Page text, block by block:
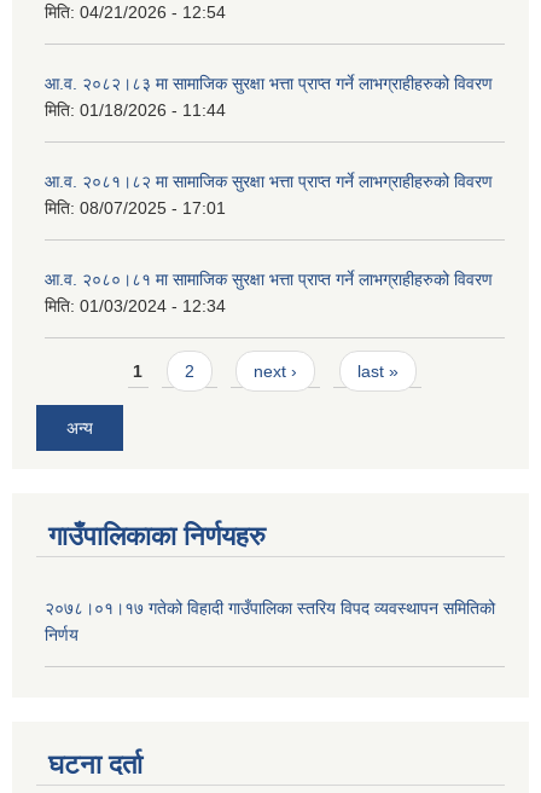
मिति: 04/21/2026 - 12:54
आ.व. २०८२।८३ मा सामाजिक सुरक्षा भत्ता प्राप्त गर्ने लाभग्राहीहरुको विवरण
मिति: 01/18/2026 - 11:44
आ.व. २०८१।८२ मा सामाजिक सुरक्षा भत्ता प्राप्त गर्ने लाभग्राहीहरुको विवरण
मिति: 08/07/2025 - 17:01
आ.व. २०८०।८१ मा सामाजिक सुरक्षा भत्ता प्राप्त गर्ने लाभग्राहीहरुको विवरण
मिति: 01/03/2024 - 12:34
Pages1 2 next › last »
अन्य
गाउँपालिकाका निर्णयहरु
२०७८।०१।१७ गतेको विहादी गाउँपालिका स्तरिय विपद व्यवस्थापन समितिको
निर्णय
घटना दर्ता